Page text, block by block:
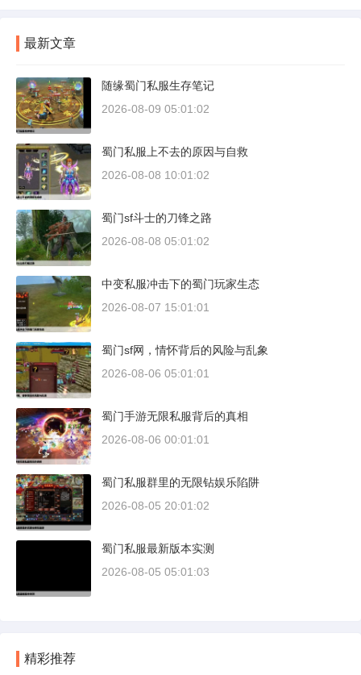
最新文章
随缘蜀门私服生存笔记
2026-08-09 05:01:02
蜀门私服上不去的原因与自救
2026-08-08 10:01:02
蜀门sf斗士的刀锋之路
2026-08-08 05:01:02
中变私服冲击下的蜀门玩家生态
2026-08-07 15:01:01
蜀门sf网，情怀背后的风险与乱象
2026-08-06 05:01:01
蜀门手游无限私服背后的真相
2026-08-06 00:01:01
蜀门私服群里的无限钻娱乐陷阱
2026-08-05 20:01:02
蜀门私服最新版本实测
2026-08-05 05:01:03
精彩推荐